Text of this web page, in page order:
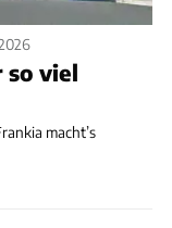
so viel
macht’s